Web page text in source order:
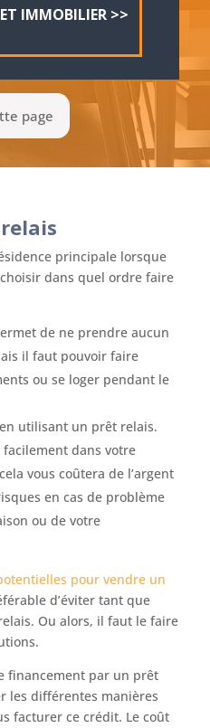
IMMOBILIER >>
page
principale lorsque
dans quel ordre faire
de ne prendre aucun
il faut pouvoir faire
ou se loger pendant le
utilisant un prêt relais.
facilement dans votre
vous coûtera de l’argent
en cas de problème
ou de votre
pour vendre un
d’éviter tant que
Ou alors, il faut le faire
financement par un prêt
les différentes manières
facturer ce crédit. Le coût